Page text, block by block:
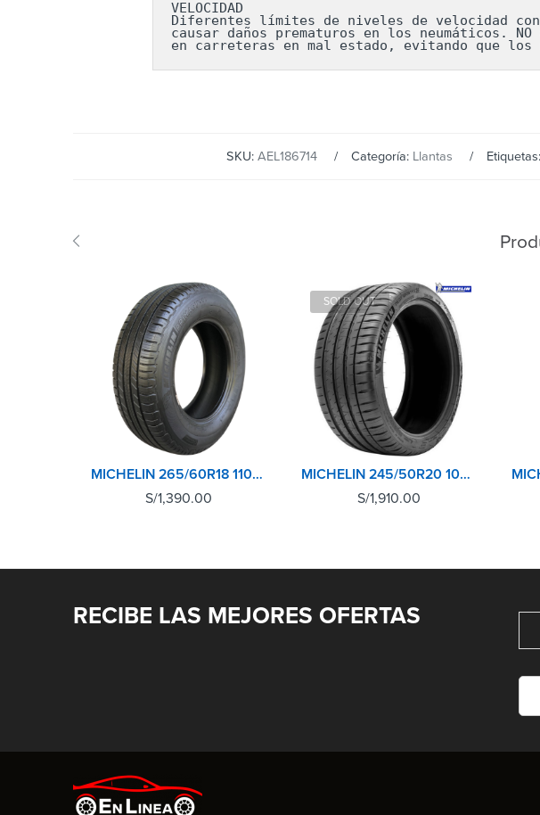
VELOCIDAD
Diferentes límites de niveles de velocidad
causar daños prematuros en los neumáticos.
en carreteras en mal estado, evitando que los
SKU: AEL186714 Categoría: Llantas Etiquetas:
MICHELIN 265/60R18 110H XL TL PRIMACY SUV+
S/1,390.00
SOLD OUT
MICHELIN 245/50R20 102V TL PILOT SPORT 4 SUV
S/1,910.00
RECIBE LAS MEJORES OFERTAS